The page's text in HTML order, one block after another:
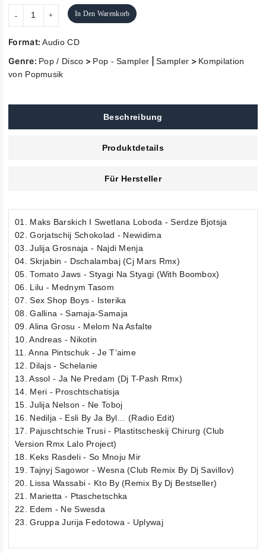
In Den Warenkorb
Format:Audio CD
Genre: Pop / Disco > Pop - Sampler |Sampler > Kompilation
von Popmusik
Beschreibung
Produktdetails
Für Hersteller
01. Maks Barskich I Swetlana Loboda - Serdze Bjotsja
02. Gorjatschij Schokolad - Newidima
03. Julija Grosnaja - Najdi Menja
04. Skrjabin - Dschalambaj (Cj Mars Rmx)
05. Tomato Jaws - Styagi Na Styagi (With Boombox)
06. Lilu - Mednym Tasom
07. Sex Shop Boys - Isterika
08. Gallina - Samaja-Samaja
09. Alina Grosu - Melom Na Asfalte
10. Andreas - Nikotin
11. Anna Pintschuk - Je T’aime
12. Dilajs - Schelanie
13. Assol - Ja Ne Predam (Dj T-Pash Rmx)
14. Meri - Proschtschatisja
15. Julija Nelson - Ne Toboj
16. Nedilja - Esli By Ja Byl… (Radio Edit)
17. Pajuschtschie Trusi - Plastitscheskij Chirurg (Club
Version Rmx Lalo Project)
18. Keks Rasdeli - So Mnoju Mir
19. Tajnyj Sagowor - Wesna (Club Remix By Dj Savillov)
20. Lissa Wassabi - Kto By (Remix By Dj Bestseller)
21. Marietta - Ptaschetschka
22. Edem - Ne Swesda
23. Gruppa Jurija Fedotowa - Uplywaj